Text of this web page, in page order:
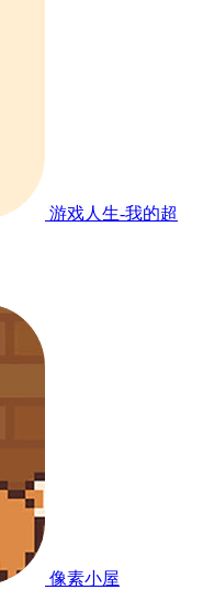
游戏人生-我的超
像素小屋